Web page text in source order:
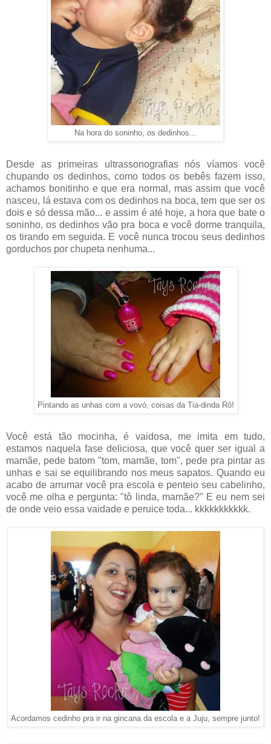
Na hora do soninho, os dedinhos...
Desde as primeiras ultrassonografias nós víamos você
chupando os dedinhos, como todos os bebês fazem isso,
achamos bonitinho e que era normal, mas assim que você
nasceu, lá estava com os dedinhos na boca, tem que ser os
dois e só dessa mão... e assim é até hoje, a hora que bate o
soninho, os dedinhos vão pra boca e você dorme tranquila,
os tirando em seguida. E você nunca trocou seus dedinhos
gorduchos por chupeta nenhuma...
Pintando as unhas com a vovó, coisas da Tia-dinda Rô!
Você está tão mocinha, é vaidosa, me imita em tudo,
estamos naquela fase deliciosa, que você quer ser igual a
mamãe, pede batom "tom, mamãe, tom", pede pra pintar as
unhas e sai se equilibrando nos meus sapatos. Quando eu
acabo de arrumar você pra escola e penteio seu cabelinho,
você me olha e pergunta: "tô linda, mamãe?" E eu nem sei
de onde veio essa vaidade e peruice toda... kkkkkkkkkkk.
Acordamos cedinho pra ir na gincana da escola e a Juju, sempre junto!